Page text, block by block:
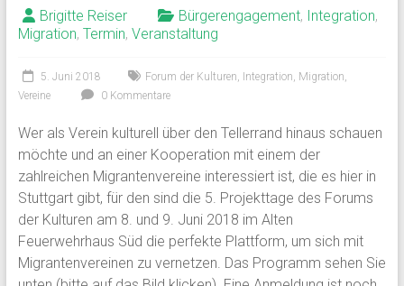
Brigitte Reiser Bürgerengagement, Integration,
Migration, Termin, Veranstaltung
5. Juni 2018 Forum der Kulturen, Integration, Migration,
Vereine
0 Kommentare
Wer als Verein kulturell über den Tellerrand hinaus schauen
möchte und an einer Kooperation mit einem der
zahlreichen Migrantenvereine interessiert ist, die es hier in
Stuttgart gibt, für den sind die 5. Projekttage des Forums
der Kulturen am 8. und 9. Juni 2018 im Alten
Feuerwehrhaus Süd die perfekte Plattform, um sich mit
Migrantenvereinen zu vernetzen. Das Programm sehen Sie